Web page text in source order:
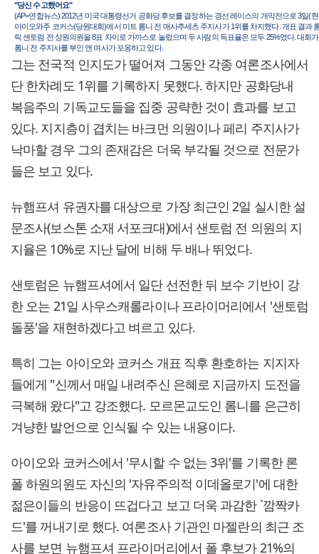
"당신 수고했어요"
(AP=연합뉴스) 2012년 미국 대통령선거 공화당 후보를 결정하는 경선 레이스의 개막전으로 3일(
아이오와주 코커스(당원대회)에서 미트 롬니 전 매사추세츠 주지사가 1위를 차지했다. 개표 결과
릭 샌토럼 전 상원의원을 8표 차이로 가까스로 눌렀으며 두 사람의 득표율은 모두 25%였다. 대회
롬니 전 주지사를 부인 앤 여사가 포옹하고 있다.
그는 전국적 인지도가 떨어져 그동안 각종 여론조사에서
단 한차례도 1위를 기록하지 못했다. 하지만 공화당내
복음주의 기독교도들을 집중 공략한 것이 효과를 보고
있다. 지지층이 겹치는 바크먼 의원이나 페리 주지사가
낙마할 경우 그의 존재감은 더욱 부각될 것으로 전문가
들은 보고 있다.
뉴햄프셔 유권자를 대상으로 가장 최근인 2일 실시한 설
문조사(보스톤 소재 서포크대)에서 샌토럼 전 의원의 지
지율은 10%로 지난 달에 비해 두 배나 뛰었다.
샌토럼은 뉴햄프셔에서 일단 선전한 뒤 보수 기반이 강
한 오는 21일 사우스캐롤라이나 프라이머리에서 '샌토럼
돌풍'을 재현하겠다고 벼르고 있다.
특히 그는 아이오와 코커스 개표 직후 환호하는 지지자
들에게 "신께서 매일 내려주신 은혜로 지금까지 도전을
극복해 왔다"고 강조했다. 모르몬교도인 롬니를 은근히
겨냥한 발언으로 인식될 수 있는 내용이다.
아이오와 코커스에서 '무시할 수 없는 3위'를 기록한 론
폴 하원의원도 자신의 '자유주의적 이데올로기'에 대한
젊은이들의 반응이 뜨겁다고 보고 더욱 과감한 `깜짝카
드'를 꺼내기로 했다. 여론조사 기관인 마젤란의 최근 조
사를 보면 뉴햄프셔 프라이머리에서 폴 후보가 21%의